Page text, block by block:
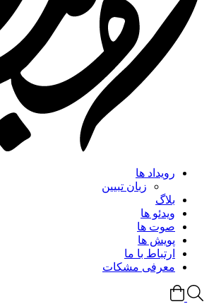
رویداد ها
زبان تبیین
بلاگ
ویدئو ها
صوت ها
پویش ها
ارتباط با ما
معرفی مشکات